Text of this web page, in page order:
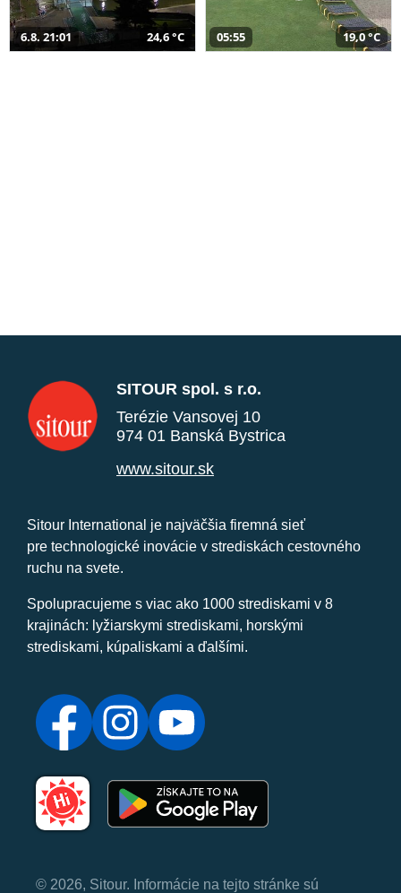
6.8. 21:01 24,6 °C 05:55 19,0 °C
SITOUR spol. s r.o.
Terézie Vansovej 10
974 01 Banská Bystrica
www.sitour.sk
Sitour International je najväčšia firemná sieť
pre technologické inovácie v strediskách cestovného
ruchu na svete.
Spolupracujeme s viac ako 1000 strediskami v 8
krajinách: lyžiarskymi strediskami, horskými
strediskami, kúpaliskami a ďalšími.
© 2026, Sitour. Informácie na tejto stránke sú